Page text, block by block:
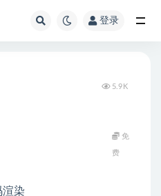
登录
渲染
5.9K
免
费